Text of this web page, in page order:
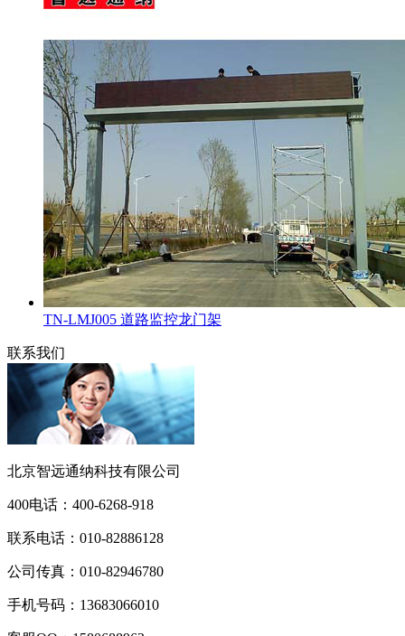
TN-LMJ005 道路监控龙门架
联系我们
北京智远通纳科技有限公司
400电话： 400-6268-918
联系电话： 010-82886128
公司传真： 010-82946780
手机号码： 13683066010